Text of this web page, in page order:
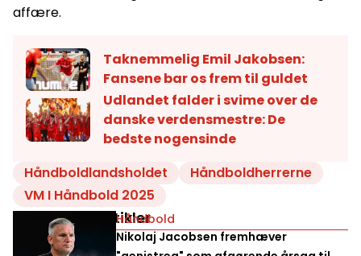
affære.
Taknemmelig Emil Jakobsen:
Fansene bar os frem til guldet
Udlandet falder i svime over de
danske verdensmestre: De
bedste nogensinde
Håndboldlandsholdet
Håndboldherrerne
VM I Håndbold 2025
Relaterede artikler
Håndbold
Nikolaj Jacobsen fremhæver